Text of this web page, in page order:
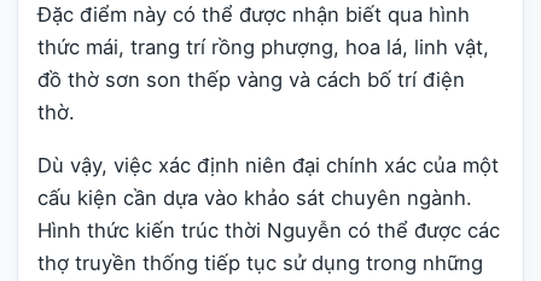
Đặc điểm này có thể được nhận biết qua hình
thức mái, trang trí rồng phượng, hoa lá, linh vật,
đồ thờ sơn son thếp vàng và cách bố trí điện
thờ.
Dù vậy, việc xác định niên đại chính xác của một
cấu kiện cần dựa vào khảo sát chuyên ngành.
Hình thức kiến trúc thời Nguyễn có thể được các
thợ truyền thống tiếp tục sử dụng trong những